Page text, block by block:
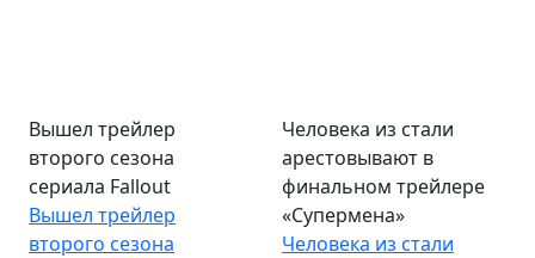
Вышел трейлер
второго сезона
сериала Fallout
Вышел трейлер
второго сезона
Человека из стали
арестовывают в
финальном трейлере
«Супермена»
Человека из стали